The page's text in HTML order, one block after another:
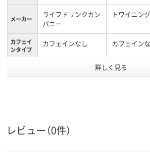
メーカー
ライフドリンクカン
パニー
トワイニング
カフェイ
ンタイプ
カフェインなし カフェイン
70
詳しく見る
レビュー（0件）